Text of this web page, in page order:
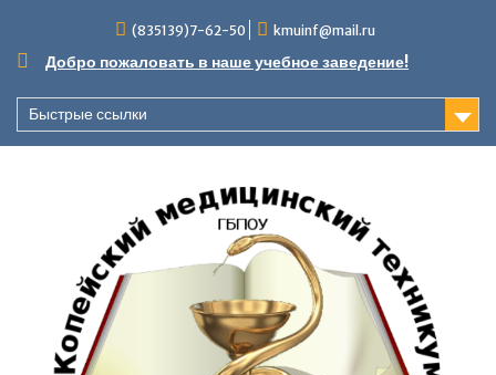
содержимому
(835139)7-62-50 kmuinf@mail.ru
Добро пожаловать в наше учебное заведение!
Быстрые ссылки